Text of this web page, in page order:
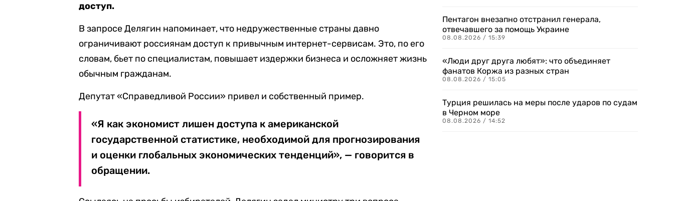
доступ.
В запросе Делягин напоминает, что недружественные страны давно
ограничивают россиянам доступ к привычным интернет-сервисам. Это, по его
словам, бьет по специалистам, повышает издержки бизнеса и осложняет жизнь
обычным гражданам.
Депутат «Справедливой России» привел и собственный пример.
«Я как экономист лишен доступа к американской
государственной статистике, необходимой для прогнозирования
и оценки глобальных экономических тенденций», — говорится в
обращении.
Пентагон внезапно отстранил генерала,
отвечавшего за помощь Украине
08.08.2026 / 15:39
«Люди друг друга любят»: что объединяет
фанатов Коржа из разных стран
08.08.2026 / 15:05
Турция решилась на меры после ударов по судам
в Черном море
08.08.2026 / 14:52